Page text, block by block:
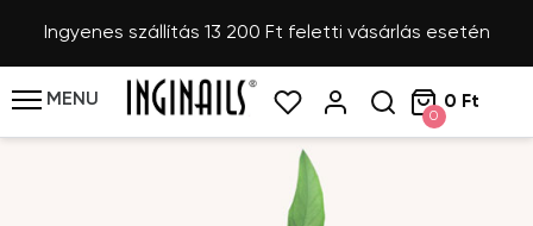
Ingyenes szállítás 13 200 Ft feletti vásárlás esetén
MENU
0
0 Ft